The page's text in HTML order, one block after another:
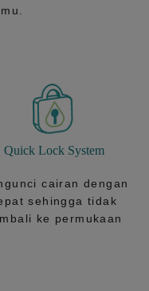
Quick Lock System
cairan dengan
sehingga tidak
ke permukaan